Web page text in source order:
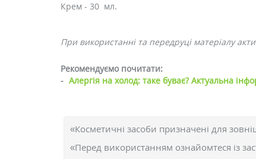
Крем - 30 мл.
При використанні та передруці матеріалу
Рекомендуємо почитати:
- Алергія на холод: таке буває? Актуальна
«Косметичні засоби призначені для
«Перед використанням ознайомтеся із